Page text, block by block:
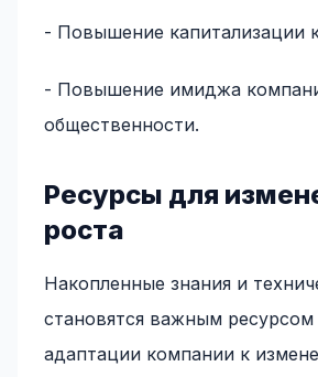
- Повышение капитализации
- Повышение имиджа
общественности.
Ресурсы для
роста
Накопленные знания и
становятся важным ресурсом
адаптации компании к